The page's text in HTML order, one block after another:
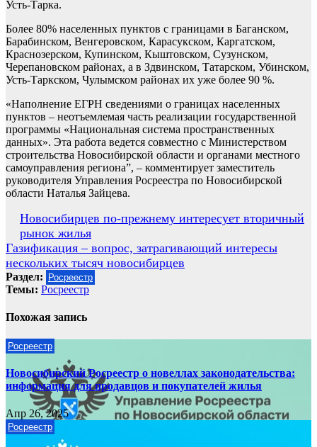
Усть-Тарка.
Более 80% населенных пунктов с границами в Баганском,
Барабинском, Венгеровском, Карасукском, Каргатском,
Краснозерском, Купинском, Кыштовском, Сузунском,
Черепановском районах, а в Здвинском, Татарском, Убинском,
Усть-Таркском, Чулымском районах их уже более 90 %.
«Наполнение ЕГРН сведениями о границах населенных
пунктов – неотъемлемая часть реализации государственной
программы «Национальная система пространственных
данных». Эта работа ведется совместно с Министерством
строительства Новосибирской области и органами местного
самоуправления региона”, – комментирует заместитель
руководителя Управления Росреестра по Новосибирской
области Наталья Зайцева.
Навигация
по
записям
Новосибирцев по-прежнему интересует вторичный
рынок жилья
Газификация – вопрос, затрагивающий интересы
нескольких тысяч новосибирцев
Раздел: Росреестр
Темы: Росреестр
Похожая запись
Росреестр
Новосибирский Росреестр о новеллах законодательства:
информация для продавцов и покупателей жилья
Апр 26, 2025
Росреестр